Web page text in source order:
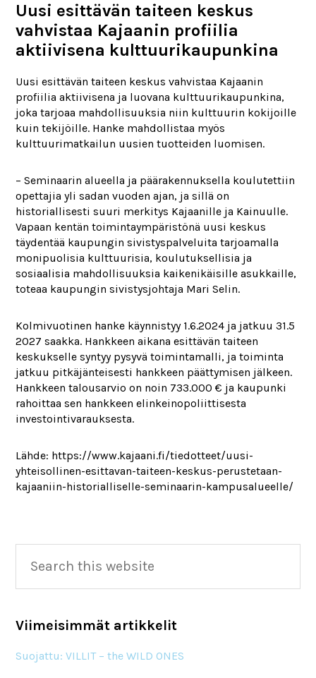
Uusi esittävän taiteen keskus
vahvistaa Kajaanin profiilia
aktiivisena kulttuurikaupunkina
Uusi esittävän taiteen keskus vahvistaa Kajaanin
profiilia aktiivisena ja luovana kulttuurikaupunkina,
joka tarjoaa mahdollisuuksia niin kulttuurin kokijoille
kuin tekijöille. Hanke mahdollistaa myös
kulttuurimatkailun uusien tuotteiden luomisen.
– Seminaarin alueella ja päärakennuksella koulutettiin
opettajia yli sadan vuoden ajan, ja sillä on
historiallisesti suuri merkitys Kajaanille ja Kainuulle.
Vapaan kentän toimintaympäristönä uusi keskus
täydentää kaupungin sivistyspalveluita tarjoamalla
monipuolisia kulttuurisia, koulutuksellisia ja
sosiaalisia mahdollisuuksia kaikenikäisille asukkaille,
toteaa kaupungin sivistysjohtaja Mari Selin.
Kolmivuotinen hanke käynnistyy 1.6.2024 ja jatkuu 31.5
2027 saakka. Hankkeen aikana esittävän taiteen
keskukselle syntyy pysyvä toimintamalli, ja toiminta
jatkuu pitkäjänteisesti hankkeen päättymisen jälkeen.
Hankkeen talousarvio on noin 733.000 € ja kaupunki
rahoittaa sen hankkeen elinkeinopoliittisesta
investointivarauksesta.
Lähde: https://www.kajaani.fi/tiedotteet/uusi-
yhteisollinen-esittavan-taiteen-keskus-perustetaan-
kajaaniin-historialliselle-seminaarin-kampusalueelle/
Primary
Sidebar
this
Viimeisimmät artikkelit
Suojattu: VILLIT – the WILD ONES